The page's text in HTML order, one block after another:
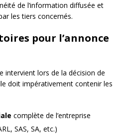
de l’information diffusée et
les tiers concernés.
pour l’annonce
intervient lors de la décision de
doit impérativement contenir les
complète de l’entreprise
SAS, SA, etc.)